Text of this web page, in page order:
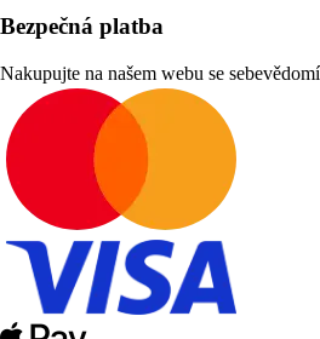
Bezpečná platba
Nakupujte na našem webu se